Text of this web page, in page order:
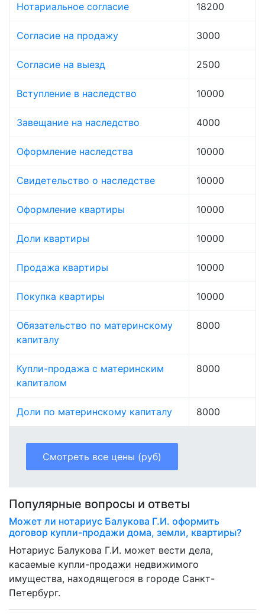
Нотариальное согласие 18200
Согласие на продажу 3000
Согласие на выезд 2500
Вступление в наследство 10000
Завещание на наследство 4000
Оформление наследства 10000
Свидетельство о наследстве 10000
Оформление квартиры 10000
Доли квартиры 10000
Продажа квартиры 10000
Покупка квартиры 10000
Обязательство по материнскому
капиталу
8000
Купли-продажа с материнским
капиталом
8000
Доли по материнскому капиталу 8000
Смотреть все цены (руб)
Популярные вопросы и ответы
Может ли нотариус Балукова Г.И. оформить
договор купли-продажи дома, земли, квартиры?
Нотариус Балукова Г.И. может вести дела,
касаемые купли-продажи недвижимого
имущества, находящегося в городе Санкт-
Петербург.